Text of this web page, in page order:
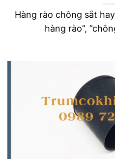
Hàng rào chông sắt
hàng rào”,